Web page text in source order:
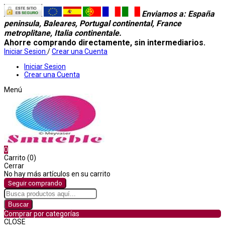
Enviamos a: España
peninsula, Baleares, Portugal continental, France
metroplitane, Italia continentale.
Ahorre comprando directamente, sin intermediarios.
Iniciar Sesion /Crear una Cuenta
Iniciar Sesion
Crear una Cuenta
Menú
0
Carrito (0)
Cerrar
No hay más artículos en su carrito
Seguir comprando
Buscar
Comprar por categorías
CLOSE